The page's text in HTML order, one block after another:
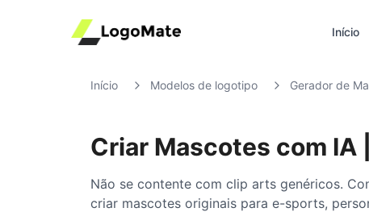
Início
Início Modelos de logotipo Gerador de
Criar Mascotes com IA
Não se contente com clip arts genéricos.
criar mascotes originais para e-sports,